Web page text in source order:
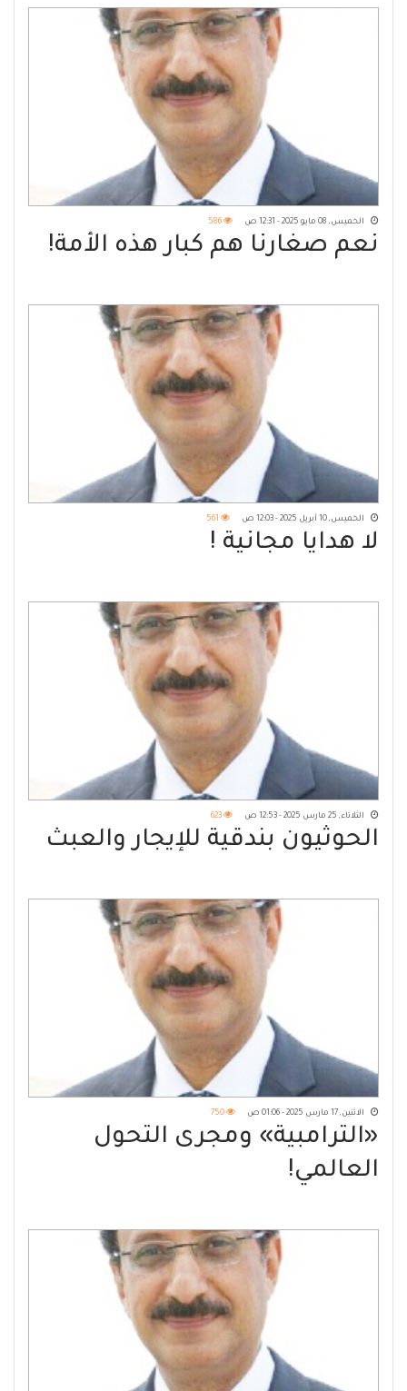
الخميس, 08 مايو 2025 - 12:31 ص 586
نعم صغارنا هم كبار هذه الأمة!
الخميس, 10 أبريل 2025 - 12:03 ص 561
لا هدايا مجانية !
الثلاثاء, 25 مارس 2025 - 12:53 ص 623
الحوثيون بندقية للإيجار والعبث
الاثنين, 17 مارس 2025 - 01:06 ص 750
«الترامبية» ومجرى التحول
العالمي!